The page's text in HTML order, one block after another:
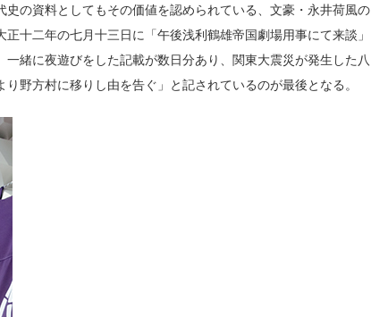
の資料としてもその価値を認められている、文豪・永井荷風の
十二年の七月十三日に「午後浅利鶴雄帝国劇場用事にて来談」
緒に夜遊びをした記載が数日分あり、関東大震災が発生した八
野方村に移りし由を告ぐ」と記されているのが最後となる。